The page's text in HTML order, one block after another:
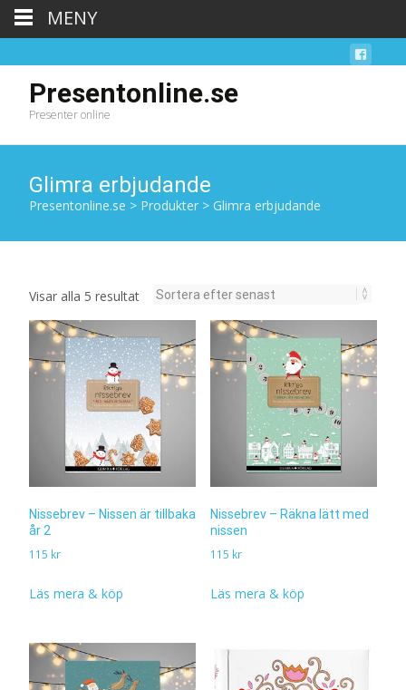
Presentonline.se
Presenter online
Glimra erbjudande
Presentonline.se > Produkter > Glimra erbjudande
Visar alla 5 resultatSortera
efter
senaste
Nissebrev – Nissen är tillbaka
år 2
115 kr
Läs mera & köp
Nissebrev – Räkna lätt med
nissen
115 kr
Läs mera & köp
MENY